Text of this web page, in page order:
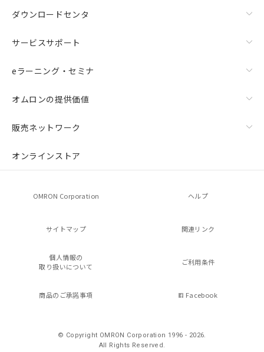
ダウンロードセンタ
サービスサポート
eラーニング・セミナ
オムロンの提供価値
販売ネットワーク
オンラインストア
OMRON Corporation ヘルプ
サイトマップ 関連リンク
個人情報の
取り扱いについて
ご利用条件
商品のご承諾事項 Facebook
© Copyright OMRON Corporation 1996 - 2026.
All Rights Reserved.